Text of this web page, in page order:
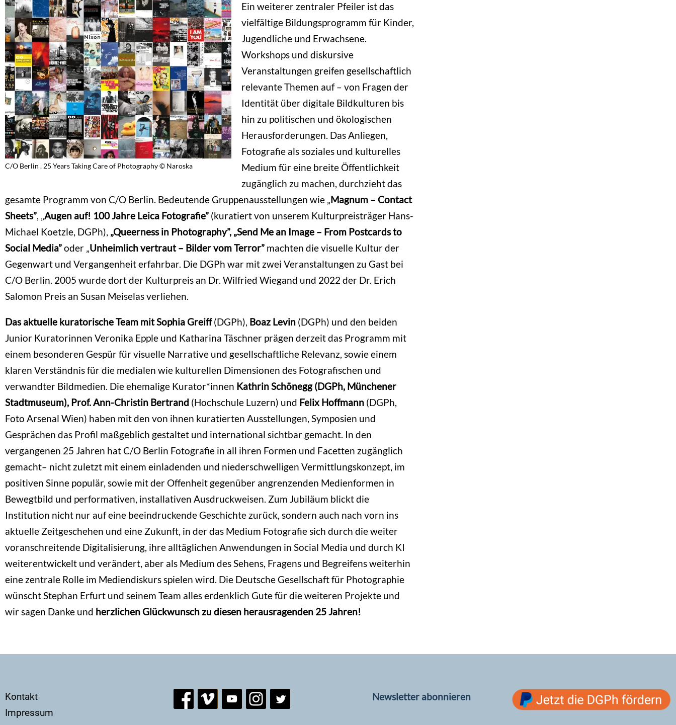
C/O Berlin . 25 Years Taking Care of Photography © Naroska
Ein weiterer zentraler Pfeiler ist das
vielfältige Bildungsprogramm für Kinder,
Jugendliche und Erwachsene.
Workshops und diskursive
Veranstaltungen greifen gesellschaftlich
relevante Themen auf – von Fragen der
Identität über digitale Bildkulturen bis
hin zu politischen und ökologischen
Herausforderungen. Das Anliegen,
Fotografie als soziales und kulturelles
Medium für eine breite Öffentlichkeit
zugänglich zu machen, durchzieht das
gesamte Programm von C/O Berlin. Bedeutende Gruppenausstellungen wie „Magnum – Contact
Sheets”, „Augen auf! 100 Jahre Leica Fotografie” (kuratiert von unserem Kulturpreisträger Hans-
Michael Koetzle, DGPh), „Queerness in Photography”, „Send Me an Image – From Postcards to
Social Media”oder „Unheimlich vertraut – Bilder vom Terror” machten die visuelle Kultur der
Gegenwart und Vergangenheit erfahrbar. Die DGPh war mit zwei Veranstaltungen zu Gast bei
C/O Berlin. 2005 wurde dort der Kulturpreis an Dr. Wilfried Wiegand und 2022 der Dr. Erich
Salomon Preis an Susan Meiselas verliehen.
Das aktuelle kuratorische Team mit Sophia Greiff(DGPh), Boaz Levin (DGPh) und den beiden
Junior Kuratorinnen Veronika Epple und Katharina Täschner prägen derzeit das Programm mit
einem besonderen Gespür für visuelle Narrative und gesellschaftliche Relevanz, sowie einem
klaren Verständnis für die medialen wie kulturellen Dimensionen des Fotografischen und
verwandter Bildmedien. Die ehemalige Kurator*innen Kathrin Schönegg (DGPh, Münchener
Stadtmuseum), Prof. Ann-Christin Bertrand (Hochschule Luzern) und Felix Hoffmann (DGPh,
Foto Arsenal Wien) haben mit den von ihnen kuratierten Ausstellungen, Symposien und
Gesprächen das Profil maßgeblich gestaltet und international sichtbar gemacht. In den
vergangenen 25 Jahren hat C/O Berlin Fotografie in all ihren Formen und Facetten zugänglich
gemacht– nicht zuletzt mit einem einladenden und niederschwelligen Vermittlungskonzept, im
positiven Sinne populär, sowie mit der Offenheit gegenüber angrenzenden Medienformen in
Bewegtbild und performativen, installativen Ausdruckweisen. Zum Jubiläum blickt die
Institution nicht nur auf eine beeindruckende Geschichte zurück, sondern auch nach vorn ins
aktuelle Zeitgeschehen und eine Zukunft, in der das Medium Fotografie sich durch die weiter
voranschreitende Digitalisierung, ihre alltäglichen Anwendungen in Social Media und durch KI
weiterentwickelt und verändert, aber als Medium des Sehens, Fragens und Begreifens weiterhin
eine zentrale Rolle im Mediendiskurs spielen wird. Die Deutsche Gesellschaft für Photographie
wünscht Stephan Erfurt und seinem Team alles erdenklich Gute für die weiteren Projekte und
wir sagen Danke und herzlichen Glückwunsch zu diesen herausragenden 25 Jahren!
Secondary
menu
Kontakt
Impressum
Newsletter abonnieren